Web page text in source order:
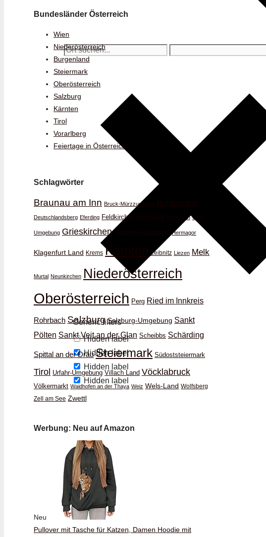
Generic filters
Hidden label
Hidden label
Hidden label
Hidden label
Bundesländer Österreich
Wien
Niederösterreich
Burgenland
Steiermark
Oberösterreich
Salzburg
Kärnten
Tirol
Vorarlberg
Feiertage in Österreich
Schlagwörter
Braunau am Inn Bruck-Mürzzuschlag
Deutschlandsberg Eferding Feldkirchen Gmunden Graz-
Umgebung Grieskirchen Hermagor
Klagenfurt Land Krems Kärnten Leibnitz Liezen Melk
Murtal Neunkirchen Niederösterreich
Oberösterreich Perg Ried im Innkreis
Rohrbach Salzburg Salzburg-Umgebung Sankt
Pölten Sankt Veit an der Glan Scheibbs Schärding
Spittal an der Drau Steiermark Südoststeiermark
Tirol Urfahr-Umgebung Villach Land Vöcklabruck
Völkermarkt Waidhofen an der Thaya Weiz Wels-Land Wolfsberg
Zell am See Zwettl
Werbung: Neu auf Amazon
Neu
Pullover mit Tasche für Katzen, Damen Hoodie mit